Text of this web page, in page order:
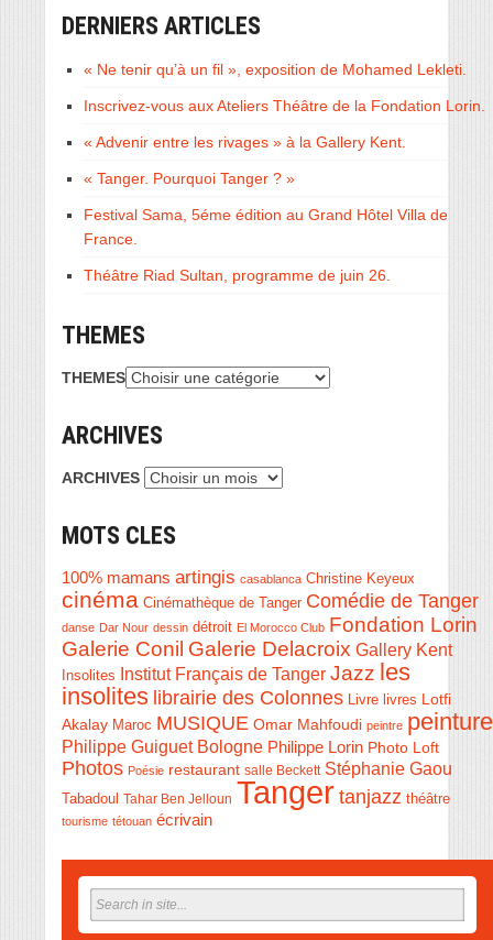
DERNIERS ARTICLES
« Ne tenir qu’à un fil », exposition de Mohamed Lekleti.
Inscrivez-vous aux Ateliers Théâtre de la Fondation Lorin.
« Advenir entre les rivages » à la Gallery Kent.
« Tanger. Pourquoi Tanger ? »
Festival Sama, 5éme édition au Grand Hôtel Villa de
France.
Théâtre Riad Sultan, programme de juin 26.
THEMES
THEMES
ARCHIVES
ARCHIVES
MOTS CLES
100% mamans artingis casablanca Christine Keyeux
cinéma Cinémathèque de Tanger Comédie de Tanger
danse Dar Nour dessin détroit El Morocco Club Fondation Lorin
Galerie Conil Galerie Delacroix Gallery Kent
Insolites Institut Français de Tanger Jazz les
insolites librairie des Colonnes Livre livres Lotfi
Akalay Maroc MUSIQUE Omar Mahfoudi peintre peinture
Philippe Guiguet Bologne Philippe Lorin Photo Loft
Photos Poésie restaurant salle Beckett Stéphanie Gaou
Tabadoul Tahar Ben Jelloun Tanger tanjazz théâtre
tourisme tétouan écrivain